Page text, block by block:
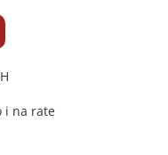
i na rate